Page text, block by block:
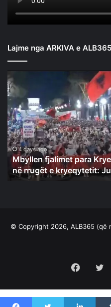
Lajme nga ARKIVA e ALB365
Mbyllen
fjalimet
para
Kryeministrisë/
Nis
marshimi
në
rrugët
kryeqytetit:
4 days ago
Mbyllen fjalimet para
në rrugët e kryeqytetit:
© Copyright 2026, ALB365 (që